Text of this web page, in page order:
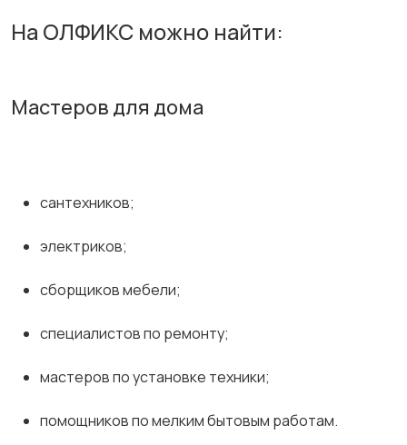
На ОЛФИКС можно найти:
Мастеров для дома
сантехников;
электриков;
сборщиков мебели;
специалистов по ремонту;
мастеров по установке техники;
помощников по мелким бытовым работам.